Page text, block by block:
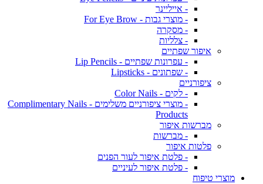
- אייליינר
- מוצרי גבות - For Eye Brow
- מסקרה
- צלליות
איפור שפתיים
- עפרונות שפתיים - Lip Pencils
- שפתונים - Lipsticks
ציפורניים
- לקים - Color Nails
- מוצרי ציפורניים משלימים - Complimentary Nails
Products
מברשות איפור
- מברשות
פלטות איפור
- פלטת איפור לעור הפנים
- פלטת איפור לעיניים
מוצרי טיפוח